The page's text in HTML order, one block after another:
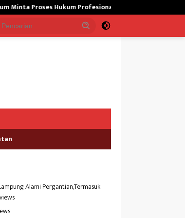
Hukum Profesional Dugaan Pencemaran
Alami Pergantian,Termasuk